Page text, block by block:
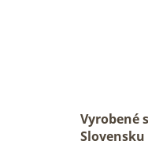
Vyrobené
Slovensku